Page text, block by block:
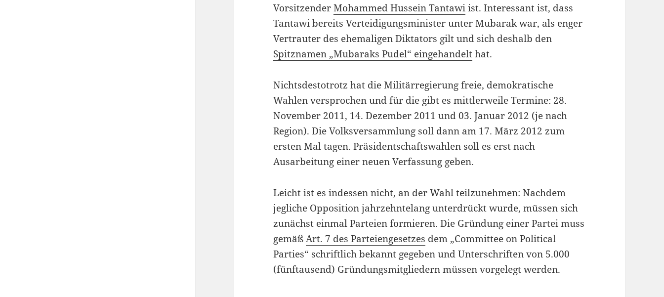
VorsitzenderMohammed Hussein Tantawiist. Interessant ist, dass
Tantawi bereits Verteidigungsminister unter Mubarak war, als enger
Vertrauter des ehemaligen Diktators gilt und sich deshalb den
Spitznamen „Mubaraks Pudel“ eingehandelthat.
Nichtsdestotrotz hat die Militärregierung freie, demokratische
Wahlen versprochen und für die gibt es mittlerweile Termine: 28.
November 2011, 14. Dezember 2011 und 03. Januar 2012 (je nach
Region). Die Volksversammlung soll dann am 17. März 2012 zum
ersten Mal tagen. Präsidentschaftswahlen soll es erst nach
Ausarbeitung einer neuen Verfassung geben.
Leicht ist es indessen nicht, an der Wahl teilzunehmen: Nachdem
jegliche Opposition jahrzehntelang unterdrückt wurde, müssen sich
zunächst einmal Parteien formieren. Die Gründung einer Partei muss
gemäßArt. 7 des Parteiengesetzes dem „Committee on Political
Parties“ schriftlich bekannt gegeben und Unterschriften von 5.000
(fünftausend) Gründungsmitgliedern müssen vorgelegt werden.